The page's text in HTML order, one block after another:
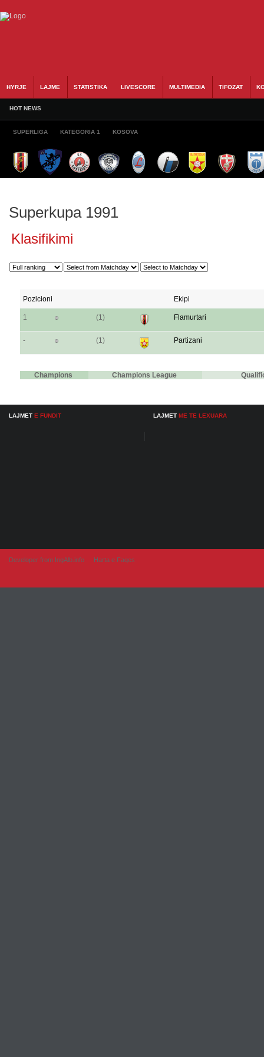
HYRJE LAJME STATISTIKA LIVESCORE MULTIMEDIA TIFOZAT
HOT NEWS
SUPERLIGA KATEGORIA 1 KOSOVA
Superkupa 1991
Klasifikimi
Pozicioni Ekipi
1 (1) Flamurtari
- (1) Partizani
Champions Champions League
LAJMET E FUNDIT LAJMET ME TE LEXUARA
Developer from IngAlb.info Harta e Faqes